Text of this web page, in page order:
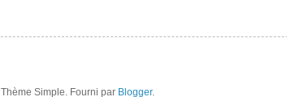
Thème Simple. Fourni par Blogger.